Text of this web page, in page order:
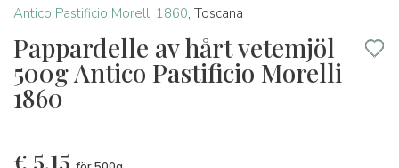
Antico Pastificio Morelli 1860, Toscana
Pappardelle av hårt vetemjöl
500g Antico Pastificio Morelli
1860
€ 5,15